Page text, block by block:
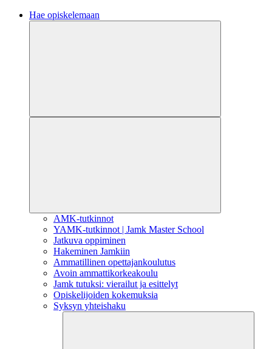
Hae opiskelemaan
AMK-tutkinnot
YAMK-tutkinnot | Jamk Master School
Jatkuva oppiminen
Hakeminen Jamkiin
Ammatillinen opettajankoulutus
Avoin ammattikorkeakoulu
Jamk tutuksi: vierailut ja esittelyt
Opiskelijoiden kokemuksia
Syksyn yhteishaku